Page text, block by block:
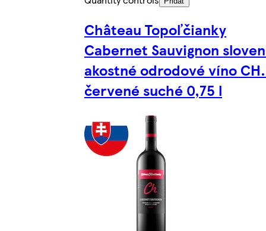
Château Topoľčianky
Cabernet Sauvignon
akostné odrodové víno
červené suché 0,75 l